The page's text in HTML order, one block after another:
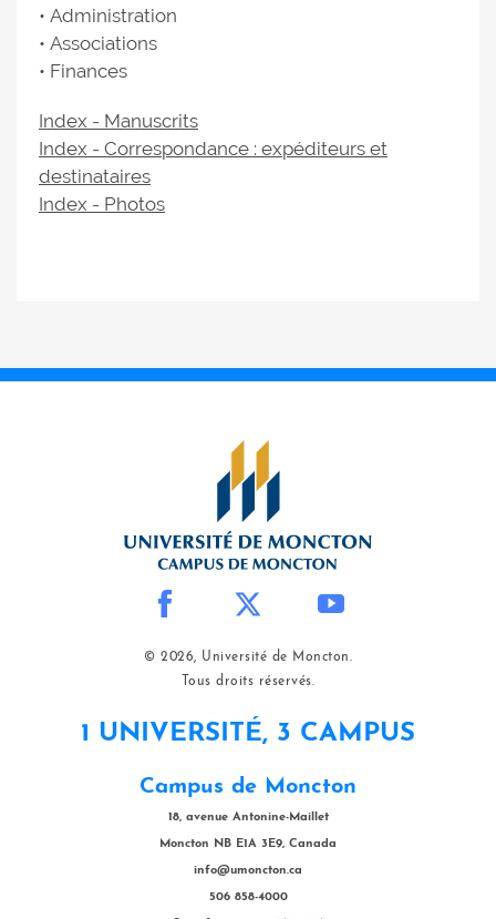
• Administration
• Associations
• Finances
Index - Manuscrits
Index - Correspondance : expéditeurs et
destinataires
Index - Photos
© 2026, Université de Moncton.
Tous droits réservés.
1 UNIVERSITÉ, 3 CAMPUS
Campus de Moncton
18, avenue Antonine-Maillet
Moncton NB E1A 3E9, Canada
info@umoncton.ca
506 858-4000